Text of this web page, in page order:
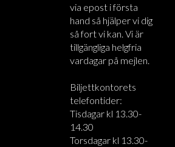
via epost i första
hand så hjälper vi dig
så fort vi kan. Vi är
tillgängliga helgfria
vardagar på mejlen.
Biljettkontorets
telefontider:
Tisdagar kl 13.30-
14.30
Torsdagar kl 13.30-